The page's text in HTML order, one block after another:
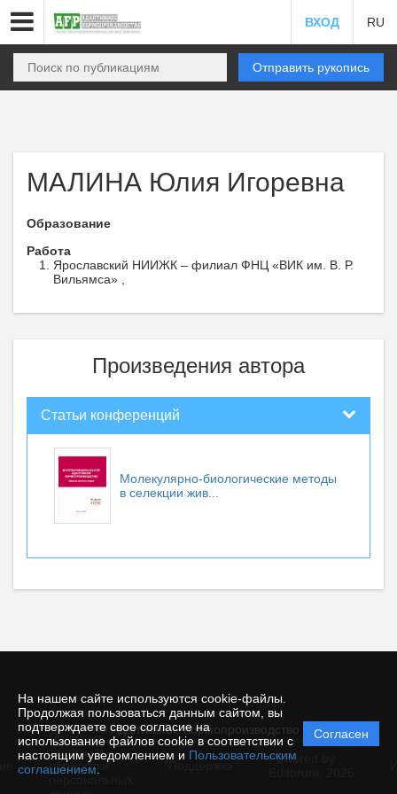
На нашем сайте используются cookie-файлы.
Продолжая пользоваться данным сайтом, вы
подтверждаете свое согласие на
использование файлов cookie в соответствии с
настоящим уведомлением и Пользовательским
соглашением
Согласен
ВХОД RU
Отправить рукопись
МАЛИНА Юлия Игоревна
Образование
Работа
Ярославский НИИЖК – филиал ФНЦ «ВИК им. В. Р.
Вильямса» ,
Произведения автора
Статьи конференций
Молекулярно-биологические методы
в селекции жив...
© Адаптивное Кормопроизводство
Политика
защиты и
обработки
Powered by